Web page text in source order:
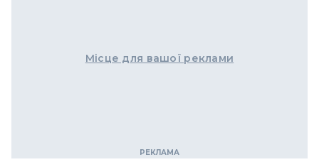
Місце для вашої реклами